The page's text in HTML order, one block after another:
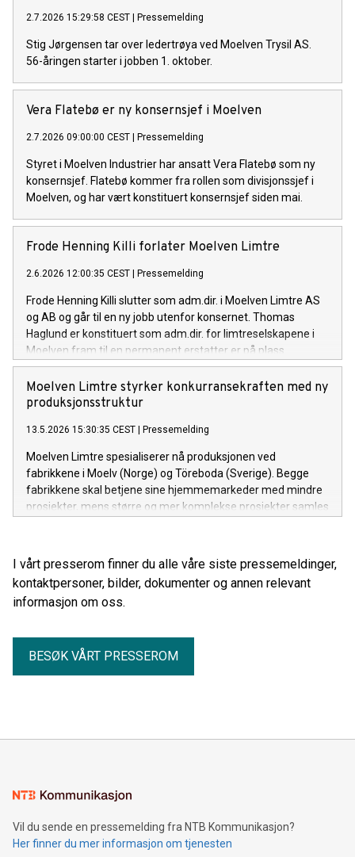
2.7.2026 15:29:58 CEST | Pressemelding
Stig Jørgensen tar over ledertrøya ved Moelven Trysil AS.
56-åringen starter i jobben 1. oktober.
Vera Flatebø er ny konsernsjef i Moelven
2.7.2026 09:00:00 CEST | Pressemelding
Styret i Moelven Industrier har ansatt Vera Flatebø som ny
konsernsjef. Flatebø kommer fra rollen som divisjonssjef i
Moelven, og har vært konstituert konsernsjef siden mai.
Frode Henning Killi forlater Moelven Limtre
2.6.2026 12:00:35 CEST | Pressemelding
Frode Henning Killi slutter som adm.dir. i Moelven Limtre AS
og AB og går til en ny jobb utenfor konsernet. Thomas
Haglund er konstituert som adm.dir. for limtreselskapene i
Moelven fram til en permanent erstatter er på plass.
Moelven Limtre styrker konkurransekraften med ny
produksjonsstruktur
13.5.2026 15:30:35 CEST | Pressemelding
Moelven Limtre spesialiserer nå produksjonen ved
fabrikkene i Moelv (Norge) og Töreboda (Sverige). Begge
fabrikkene skal betjene sine hjemmemarkeder med mindre
prosjekter, mens større og mer komplekse prosjekter samles
I vårt presserom finner du alle våre siste pressemeldinger,
kontaktpersoner, bilder, dokumenter og annen relevant
informasjon om oss.
BESØK VÅRT PRESSEROM
Vil du sende en pressemelding fra NTB Kommunikasjon?
Her finner du mer informasjon om tjenesten